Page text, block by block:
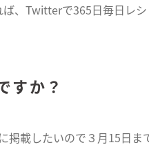
、Twitterで365日毎日レシ
すか？
掲載したいので３月15日